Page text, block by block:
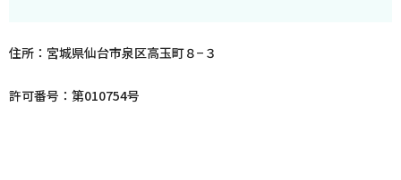
住所：宮城県仙台市泉区高玉町８−３
許可番号：第010754号